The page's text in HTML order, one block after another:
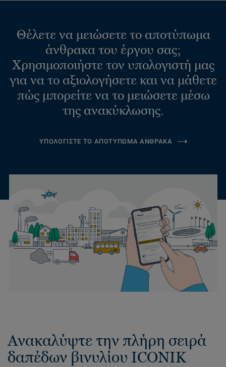
Θέλετε να μειώσετε το αποτύπωμα
άνθρακα του έργου σας;
Χρησιμοποιήστε τον υπολογιστή μας
για να το αξιολογήσετε και να μάθετε
πώς μπορείτε να το μειώσετε μέσω
της ανακύκλωσης.
ΥΠΟΛΟΓΙΣΤΕ ΤΟ ΑΠΟΤΥΠΩΜΑ ΑΝΘΡΑΚΑ
Ανακαλύψτε την πλήρη σειρά
δαπέδων βινυλίου ICONIK